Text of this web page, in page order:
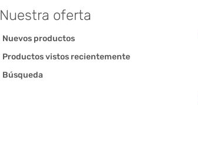
Nuestra oferta
Nuevos productos
Productos vistos recientemente
Búsqueda